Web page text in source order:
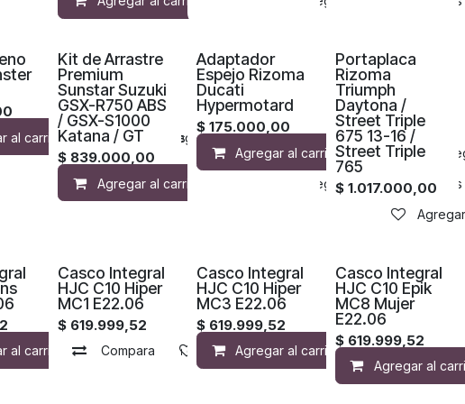
Agregar a la lista de deseos
al carrito Agregar a la lista de deseos
Kit de Arrastre
Premium
Sunstar Suzuki
GSX-R750 ABS
/ GSX-S1000
Katana / GT
$ 839.000,00
Agregar al carrito Agregar a la lista de deseos
Adaptador
Espejo Rizoma
Ducati
Hypermotard
$ 175.000,00
Agregar al carrito
Portaplaca
Rizoma
Triumph
Daytona /
Street Triple
675 13-16 /
Street Triple
765
$ 1.017.000,00
la lista de deseosAgregar a la lista de deseos
al carrito Compara Agregar a la lista de deseos
Casco Integral
HJC C10 Hiper
MC1 E22.06
$ 619.999,52
Compara Agregar a la lista de deseos
Casco Integral
HJC C10 Hiper
MC3 E22.06
$ 619.999,52
Agregar al carrito Compara
Casco Integral
HJC C10 Epik
MC8 Mujer
E22.06
$ 619.999,52
Agregar al